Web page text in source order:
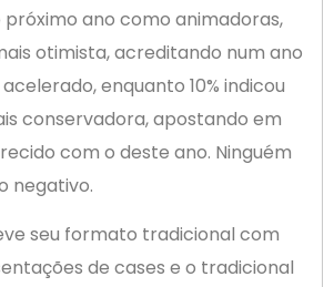
ano como animadoras,
otimista, acreditando num ano
enquanto 10% indicou
conservadora, apostando em
com o deste ano. Ninguém
negativo.
seu formato tradicional com
de cases e o tradicional